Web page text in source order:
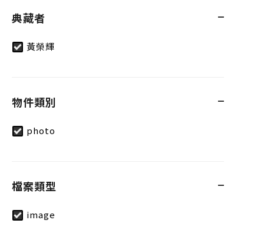
典藏者
黃榮輝
物件類別
photo
檔案類型
image